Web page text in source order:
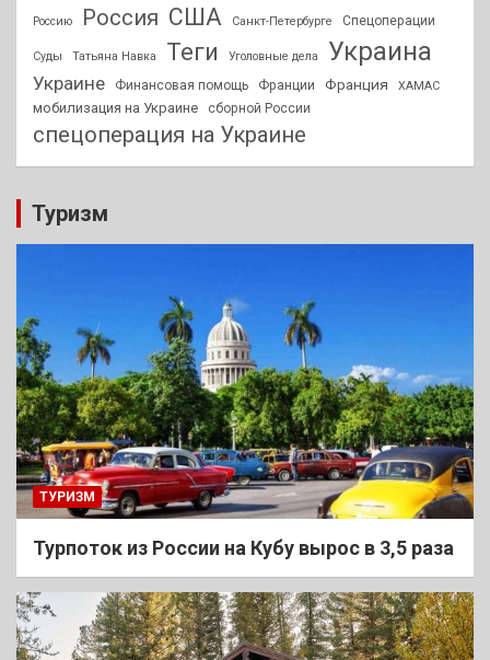
Россию Россия США Санкт-Петербурге Спецоперации
Суды Татьяна Навка Теги Уголовные дела Украина
Украине Финансовая помощь Франции Франция ХАМАС
мобилизация на Украине сборной России
спецоперация на Украине
Туризм
ТУРИЗМ
Турпоток из России на Кубу вырос в 3,5 раза